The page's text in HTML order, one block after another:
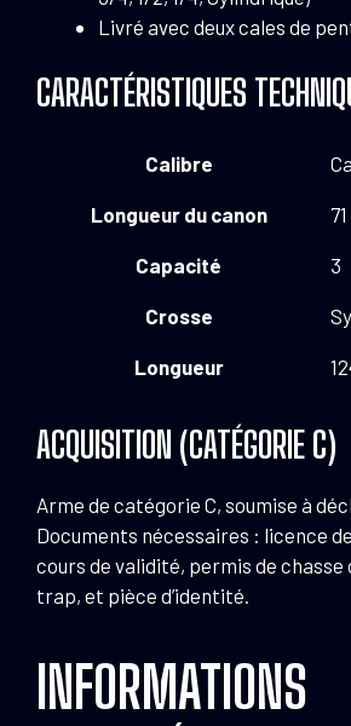
Livré avec deux cales de
CARACTÉRISTIQUES
Calibre
Longueur du canon 71
Capacité 3
Crosse
Longueur
ACQUISITION (CATÉGORIE C)
Arme de catégorie C, soumise à
Documents nécessaires : licence
cours de validité, permis de chasse
trap, et pièce d’identité.
INFORMATIONS